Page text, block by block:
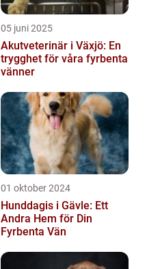
05 juni 2025
Akutveterinär i Växjö: En
trygghet för våra fyrbenta
vänner
01 oktober 2024
Hunddagis i Gävle: Ett
Andra Hem för Din
Fyrbenta Vän